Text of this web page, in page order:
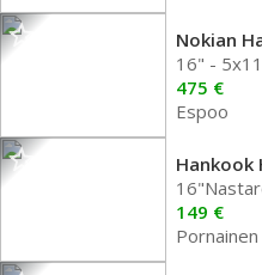
Nokian
16" -
475 €
Espoo
Hankook
149 €
Pornainen